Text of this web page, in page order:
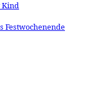
Kind
Festwochenende